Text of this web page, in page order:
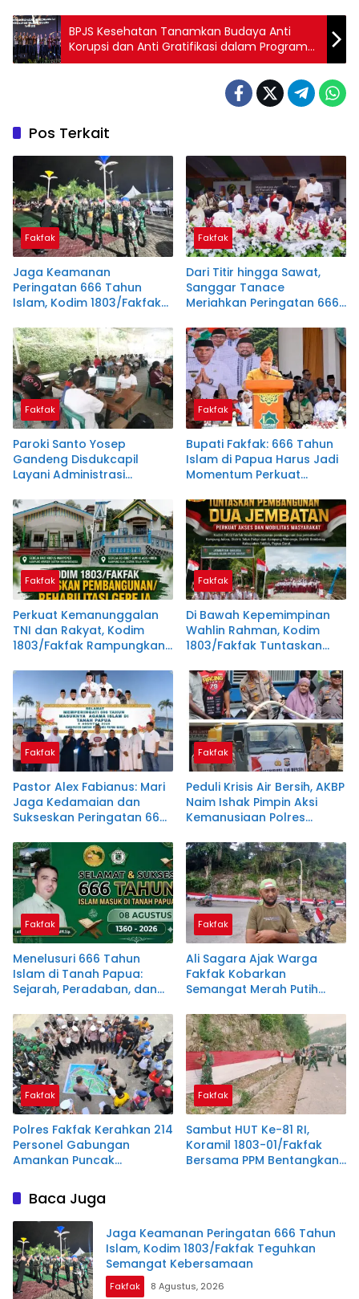
BPJS Kesehatan Tanamkan Budaya Anti
Korupsi dan Anti Gratifikasi dalam Program
JKN
Pos Terkait
Fakfak
Jaga Keamanan
Peringatan 666 Tahun
Islam, Kodim 1803/Fakfak
Kebersamaan
Fakfak
Dari Titir hingga Sawat,
Sanggar Tanace
Meriahkan Peringatan 666
Papua
Fakfak
Paroki Santo Yosep
Gandeng Disdukcapil
Layani Administrasi
Instruksi Bupati Samaun
Dahlan
Fakfak
Bupati Fakfak: 666 Tahun
Islam di Papua Harus Jadi
Momentum Perkuat
Fakfak
Perkuat Kemanunggalan
TNI dan Rakyat, Kodim
1803/Fakfak Rampungkan
Fakfak
Di Bawah Kepemimpinan
Wahlin Rahman, Kodim
1803/Fakfak Tuntaskan
Fakfak
Pastor Alex Fabianus: Mari
Jaga Kedamaian dan
Sukseskan Peringatan 666
Fakfak
Peduli Krisis Air Bersih, AKBP
Naim Ishak Pimpin Aksi
Kemanusiaan Polres
Fakfak
Menelusuri 666 Tahun
Islam di Tanah Papua:
Sejarah, Peradaban, dan
Batu
Fakfak
Ali Sagara Ajak Warga
Fakfak Kobarkan
Semangat Merah Putih
Bendera 1.200 Meter
Fakfak
Polres Fakfak Kerahkan 214
Personel Gabungan
Amankan Puncak
Islam di Tanah Papua
Fakfak
Sambut HUT Ke-81 RI,
Koramil 1803-01/Fakfak
Bersama PPM Bentangkan
Baca Juga
Jaga Keamanan Peringatan 666 Tahun
Islam, Kodim 1803/Fakfak Teguhkan
Semangat Kebersamaan
Fakfak 8 Agustus, 2026